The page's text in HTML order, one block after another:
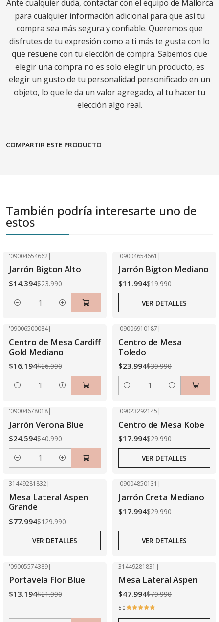
Ante cualquier duda, contactar con el equipo de Mallorca
para cualquier información adicional para que así tu
compra sea más segura y confiable. Queremos que
disfrutes de tu expresión como a ti más te gusta con lo
que resuene con tu elección de compra. Sabemos que
elegir una compra no es solo elegir un producto, es
elegir un gusto de tu personalidad personificado en un
objeto, lo que le da un valor agregado, al tu hacer tu
elección algo real.
COMPARTIR ESTE PRODUCTO
También podría interesarte uno de
estos
'09004654662|
Jarrón Bigton Alto
$14.394$23.990
Cantidad
'09004654661 |
Jarrón Bigton Mediano
$11.994$19.990
VER DETALLES
'09006500084|
Centro de Mesa Cardiff
Gold Mediano
$16.194$26.990
Cantidad
'09006910187 |
Centro de Mesa
Toledo
$23.994$39.990
Cantidad
'09004678018|
Jarrón Verona Blue
$24.594$40.990
Cantidad
'09023292145 |
Centro de Mesa Kobe
$17.994$29.990
VER DETALLES
Agotado
31449281832|
Mesa Lateral Aspen
Grande
$77.994$129.990
VER DETALLES
'09004850131 |
Jarrón Creta Mediano
$17.994$29.990
VER DETALLES
'09005574389|
Portavela Flor Blue
$13.194$21.990
Agotado
31449281831 |
Mesa Lateral Aspen
$47.994$79.990
5.0